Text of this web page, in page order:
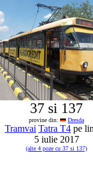
37 si 137
provine din: Dresda
Tramvai Tatra T4 pe
5 iulie 2017
(alte 4 poze cu 37 si 137)